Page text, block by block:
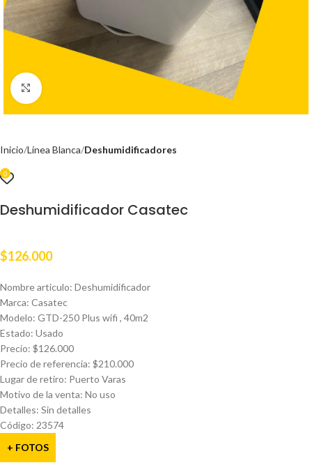
Clic para ampliar
Inicio Línea Blanca Deshumidificadores
0
Deshumidificador Casatec
$126.000
Nombre articulo: Deshumidificador
Marca: Casatec
Modelo: GTD-250 Plus wifi , 40m2
Estado: Usado
Precio: $126.000
Precio de referencia: $210.000
Lugar de retiro: Puerto Varas
Motivo de la venta: No uso
Detalles: Sin detalles
Código: 23574
+ FOTOS